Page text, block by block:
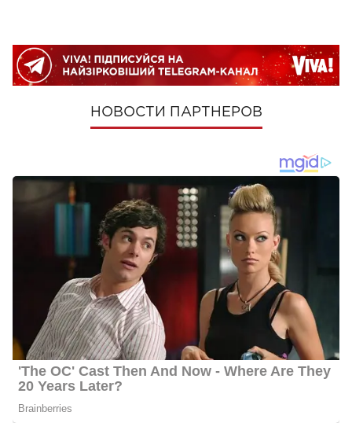
НОВОСТИ ПАРТНЕРОВ